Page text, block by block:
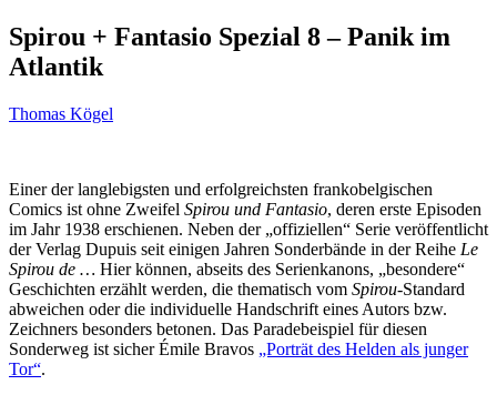
Spirou + Fantasio Spezial 8 – Panik im
Atlantik
Thomas Kögel
Einer der langlebigsten und erfolgreichsten frankobelgischen
Comics ist ohne Zweifel Spirou und Fantasio, deren erste Episoden
im Jahr 1938 erschienen. Neben der „offiziellen“ Serie veröffentlicht
der Verlag Dupuis seit einigen Jahren Sonderbände in der Reihe Le
Spirou de … Hier können, abseits des Serienkanons, „besondere“
Geschichten erzählt werden, die thematisch vom Spirou-Standard
abweichen oder die individuelle Handschrift eines Autors bzw.
Zeichners besonders betonen. Das Paradebeispiel für diesen
Sonderweg ist sicher Émile Bravos „Porträt des Helden als junger
Tor“.